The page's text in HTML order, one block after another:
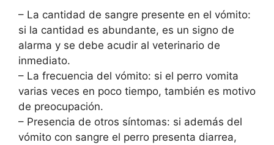
– La cantidad de sangre presente en el vómito:
si la cantidad es abundante, es un signo de
alarma y se debe acudir al veterinario de
inmediato.
– La frecuencia del vómito: si el perro vomita
varias veces en poco tiempo, también es motivo
de preocupación.
– Presencia de otros síntomas: si además del
vómito con sangre el perro presenta diarrea,